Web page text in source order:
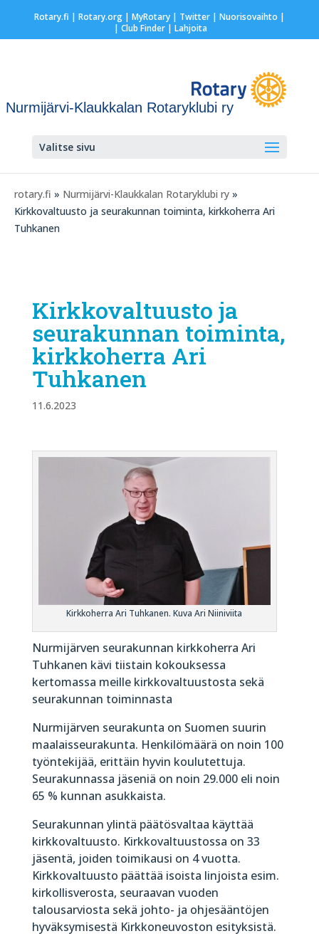
Rotary.fi | Rotary.org| MyRotary| Twitter| Nuorisovaihto |
| Club Finder| Lahjoita
Nurmijärvi-Klaukkalan Rotaryklubi ry
Valitse sivu
rotary.fi » Nurmijärvi-Klaukkalan Rotaryklubi ry »
Kirkkovaltuusto ja seurakunnan toiminta, kirkkoherra Ari
Tuhkanen
Kirkkovaltuusto ja
seurakunnan toiminta,
kirkkoherra Ari
Tuhkanen
11.6.2023
Kirkkoherra Ari Tuhkanen. Kuva Ari Niiniviita
Nurmijärven seurakunnan kirkkoherra Ari
Tuhkanen kävi tiistain kokouksessa
kertomassa meille kirkkovaltuustosta sekä
seurakunnan toiminnasta
Nurmijärven seurakunta on Suomen suurin
maalaisseurakunta. Henkilömäärä on noin 100
työntekijää, erittäin hyvin koulutettuja.
Seurakunnassa jäseniä on noin 29.000 eli noin
65 % kunnan asukkaista.
Seurakunnan ylintä päätösvaltaa käyttää
kirkkovaltuusto. Kirkkovaltuustossa on 33
jäsentä, joiden toimikausi on 4 vuotta.
Kirkkovaltuusto päättää isoista linjoista esim.
kirkollisverosta, seuraavan vuoden
talousarviosta sekä johto- ja ohjesääntöjen
hyväksymisestä Kirkkoneuvoston esityksistä.